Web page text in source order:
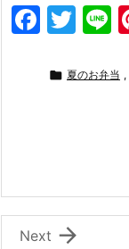
F
c
o
k
T
itt e
 夏のお弁当 ,

Next